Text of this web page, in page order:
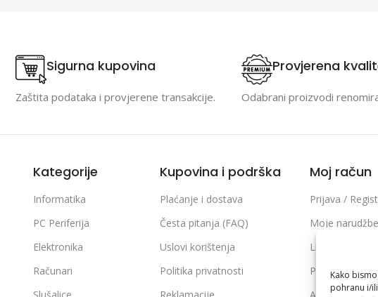
Kako
pohranu i/
Sigurna kupovina
Zaštita podataka i provjerene transakcije.
Provjerena
Odabrani proizvodi
Kategorije
Informatika
PC Periferija
Elektronika
Računari
Slušalice
Kupovina i podrška
Plaćanje i dostava
Česta pitanja (FAQ)
Uslovi korištenja
Politika privatnosti
Reklamacije
Moj račun
Prijava /
Moje narudžbe
Lista želja
Poređenje
Adrese i